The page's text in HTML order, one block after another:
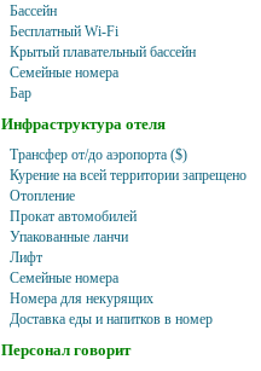
Бассейн
Бесплатный Wi-Fi
Крытый плавательный бассейн
Семейные номера
Бар
Инфраструктура отеля
Трансфер от/до аэропорта ($)
Курение на всей территории запрещено
Отопление
Прокат автомобилей
Упакованные ланчи
Лифт
Семейные номера
Номера для некурящих
Доставка еды и напитков в номер
Персонал говорит